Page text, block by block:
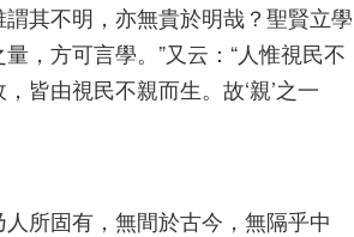
其不明，亦無貴於明哉？聖賢立學
，方可言學。”又云：“人惟視民不
皆由視民不親而生。故‘親’之一
所固有，無間於古今，無隔乎中